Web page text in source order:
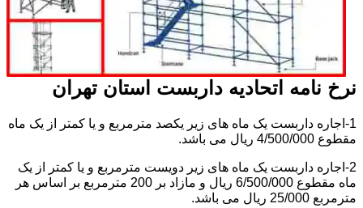
نرخ نامه اتحادیه داربست استان تهران
1-اجاره داربست یک ماه های زیر یکصد مترمربع و یا کمتر از یک ماه
مقطوع 4/500/000 ریال می باشد.
2-اجاره داربست یک ماه های زیر دویست مترمربع و یا کمتر از یک
ماه مقطوع 6/500/000 ریال و مازاد بر 200 مترمربع بر اساس هر
مترمربع 25/000 ریال می باشد.